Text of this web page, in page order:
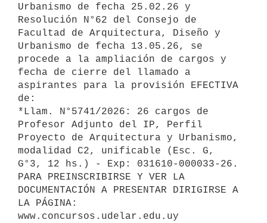
Urbanismo de fecha 25.02.26 y
Resolución N°62 del Consejo de
Facultad de Arquitectura, Diseño y
Urbanismo de fecha 13.05.26, se
procede a la ampliación de cargos y
fecha de cierre del llamado a
aspirantes para la provisión EFECTIVA
de:
*Llam. N°5741/2026: 26 cargos de
Profesor Adjunto del IP, Perfil
Proyecto de Arquitectura y Urbanismo,
modalidad C2, unificable (Esc. G,
G°3, 12 hs.) - Exp: 031610-000033-26.
PARA PREINSCRIBIRSE Y VER LA
DOCUMENTACIÓN A PRESENTAR DIRIGIRSE A
LA PÁGINA:
www.concursos.udelar.edu.uy